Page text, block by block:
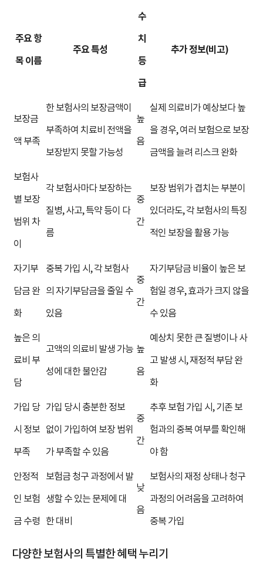
주요 항
목 이름
주요 특성
수
치
등
급
추가 정보(비고)
보장금
액 부족
한 보험사의 보장금액이
부족하여 치료비 전액을
보장받지 못할 가능성
높
음
실제 의료비가 예상보다 높
을 경우, 여러 보험으로 보장
금액을 늘려 리스크 완화
보험사
별 보장
범위 차
이
각 보험사마다 보장하는
질병, 사고, 특약 등이 다
름
중
간
보장 범위가 겹치는 부분이
있더라도, 각 보험사의 특징
적인 보장을 활용 가능
자기부
담금 완
화
중복 가입 시, 각 보험사
의 자기부담금을 줄일 수
있음
중
간
자기부담금 비율이 높은 보
험일 경우, 효과가 크지 않을
수 있음
높은 의
료비 부
담
고액의 의료비 발생 가능
성에 대한 불안감
높
음
예상치 못한 큰 질병이나 사
고 발생 시, 재정적 부담 완
화
가입 당
시 정보
부족
가입 당시 충분한 정보
없이 가입하여 보장 범위
가 부족할 수 있음
중
간
추후 보험 가입 시, 기존 보
험과의 중복 여부를 확인해
야 함
안정적
인 보험
금 수령
보험금 청구 과정에서 발
생할 수 있는 문제에 대
한 대비
낮
음
보험사의 재정 상태나 청구
과정의 어려움을 고려하여
중복 가입
다양한 보험사의 특별한 혜택 누리기